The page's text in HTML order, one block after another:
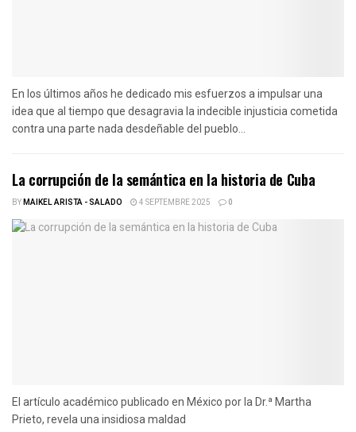
En los últimos años he dedicado mis esfuerzos a impulsar una
idea que al tiempo que desagravia la indecible injusticia cometida
contra una parte nada desdeñable del pueblo...
La corrupción de la semántica en la historia de Cuba
BYMAIKEL ARISTA - SALADO 4 SEPTEMBRE 2025 0
El artículo académico publicado en México por la Dr.ª Martha
Prieto, revela una insidiosa maldad